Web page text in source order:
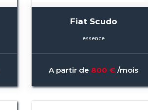
Fiat Scudo
essence
A partir de 800 € /mois